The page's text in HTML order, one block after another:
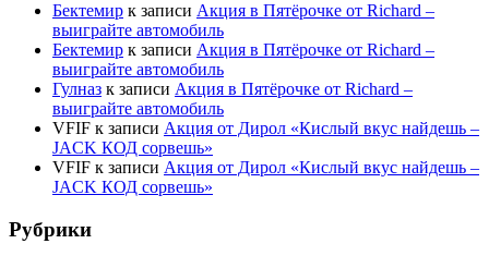
Бектемир к записи Акция в Пятёрочке от Richard –
выиграйте автомобиль
Бектемир к записи Акция в Пятёрочке от Richard –
выиграйте автомобиль
Гулназ к записи Акция в Пятёрочке от Richard –
выиграйте автомобиль
VFIF к записи Акция от Дирол «Кислый вкус найдешь –
JACK КОД сорвешь»
VFIF к записи Акция от Дирол «Кислый вкус найдешь –
JACK КОД сорвешь»
Рубрики